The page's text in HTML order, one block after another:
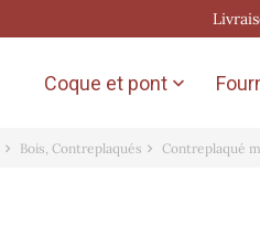
Coque et pont 
Bois, Contreplaqués Contreplaqué